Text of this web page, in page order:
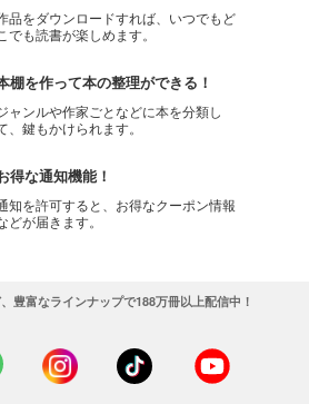
品をダウンロードすれば、いつでもど
こでも読書が楽しめます。
棚を作って本の整理ができる！
ャンルや作家ごとなどに本を分類し
、鍵もかけられます。
得な通知機能！
知を許可すると、お得なクーポン情報
どが届きます。
豊富なラインナップで188万冊以上配信中！